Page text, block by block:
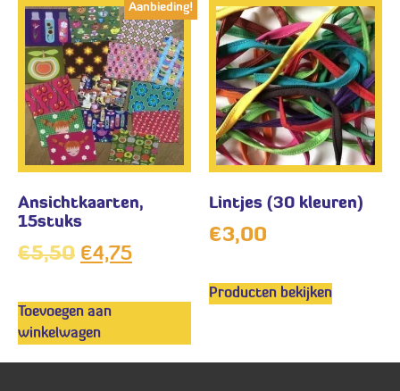
Aanbieding!
Ansichtkaarten,
15stuks
€5,50 €4,75
Toevoegen aan
winkelwagen
Lintjes (30 kleuren)
€3,00
Producten bekijken